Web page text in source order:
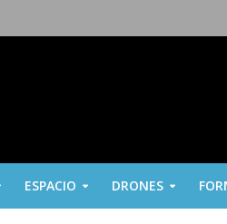
ESPACIO DRONES